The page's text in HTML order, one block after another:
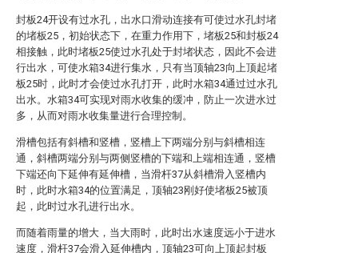
封板24开设有过水孔，出水口滑动连接有可使过水孔封堵
的堵板25，初始状态下，在重力作用下，堵板25和封板24
相接触，此时堵板25使过水孔处于封堵状态，因此不会进
行出水，可使水箱34进行集水，只有当顶轴23向上顶起堵
板25时，此时才会使过水孔打开，此时水箱34通过过水孔
出水。水箱34可实现对雨水收集的缓冲，防止一次进水过
多，从而对雨水收集量进行合理控制。
滑槽包括有斜槽和竖槽，竖槽上下两端分别与斜槽相连
通，斜槽两端分别与两侧竖槽的下端和上端相连通，竖槽
下端还向下延伸有延伸槽，当滑杆37从斜槽滑入竖槽内
时，此时水箱34的位置满足，顶轴23刚好使堵板25被顶
起，此时过水孔进行出水。
而随着雨量的增大，当大雨时，此时出水速度远小于进水
速度，滑杆37会滑入延伸槽内，顶轴23可向上顶起封板